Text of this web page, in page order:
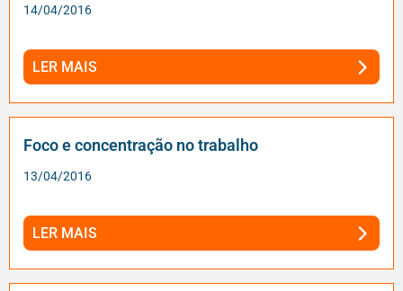
14/04/2016
LER MAIS
Foco e concentração no trabalho
13/04/2016
LER MAIS